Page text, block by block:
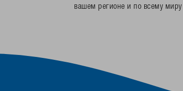
вашем регионе и по всему миру